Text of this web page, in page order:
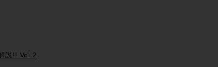
説!! Vol.2